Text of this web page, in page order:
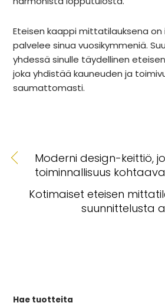
Eteisen kaappi mittatilauksena on
palveleesinuavuosikymmeniä.
yhdessä sinulle täydellinen
joka yhdistää kauneuden ja
saumattomasti.
Moderni design-keittiö,
toiminnallisuus
Kotimaiset eteisen
suunnittelusta
Hae tuotteita